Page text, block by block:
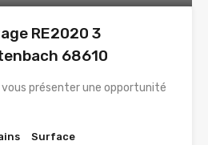
RE2020 3
68610
vous présenter une opportunité
Surface